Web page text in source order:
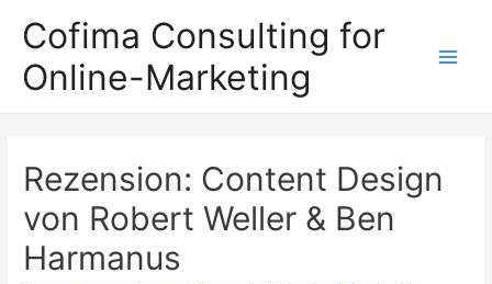
Inhalt
springen
Cofima Consulting for
Online-Marketing
Rezension: Content Design
von Robert Weller & Ben
Harmanus